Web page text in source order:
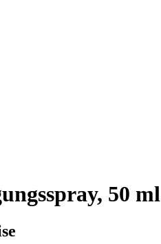
50 ml